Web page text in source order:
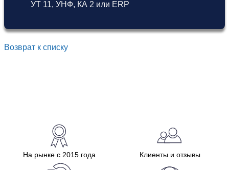
УТ 11, УНФ, КА 2 или ERP
Возврат к списку
На рынке с 2015 года Клиенты и отзывы